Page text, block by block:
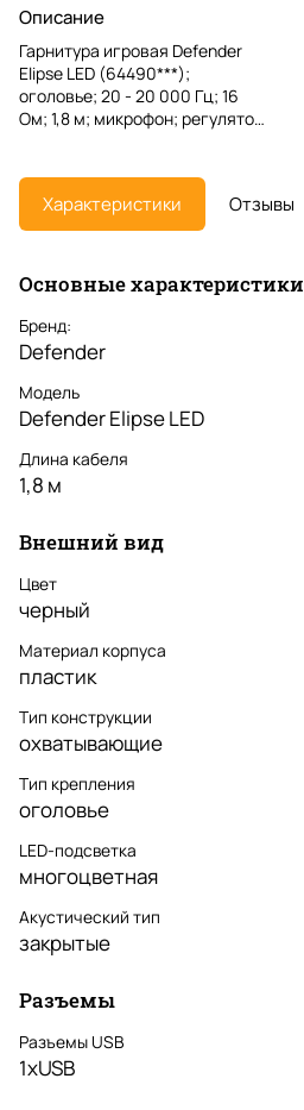
Описание
Гарнитура игровая Defender
Elipse LED (64490***);
оголовье; 20 - 20 000 Гц; 16
Ом; 1,8 м; микрофон; регулятор
чёрный
Характеристики Отзывы
Основные характеристики
Бренд:
Defender
Модель
Defender Elipse LED
Длина кабеля
1,8 м
Внешний вид
Цвет
черный
Материал корпуса
пластик
Тип конструкции
охватывающие
Тип крепления
оголовье
LED-подсветка
многоцветная
Акустический тип
закрытые
Разъемы
Разъемы USB
1xUSB